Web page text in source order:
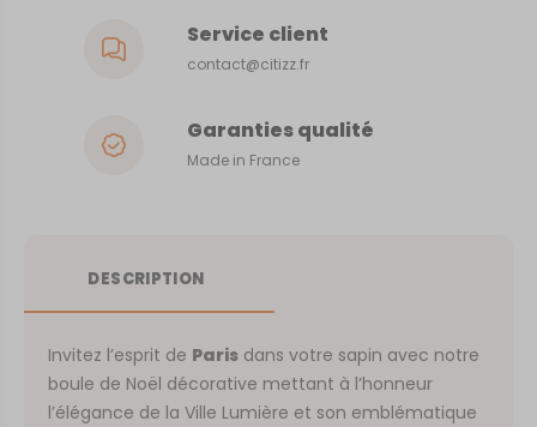
Service client
contact@citizz.fr
Garanties qualité
Made in France
DESCRIPTION
Invitez l’esprit de Paris dans votre sapin avec notre
boule de Noël décorative mettant à l’honneur
l’élégance de la Ville Lumière et son emblématique